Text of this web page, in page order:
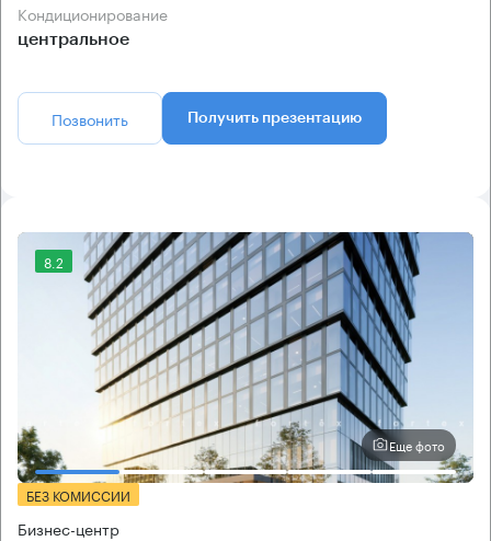
Кондиционирование
центральное
Позвонить Получить презентацию
8.2
Еще фото
БЕЗ КОМИССИИ
Бизнес-центр